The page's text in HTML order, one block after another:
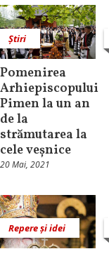
Știri
Pomenirea
Arhiepiscopului
Pimen la un an
de la
strămutarea la
cele veșnice
20 Mai, 2021
Repere și idei